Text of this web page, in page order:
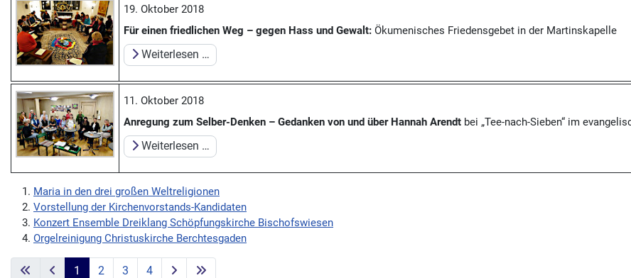
19. Oktober 2018
Für einen friedlichen Weg – gegen Hass und Gewalt: Ökumenisches Friedensgebet in der Martinskapelle
Weiterlesen …
11. Oktober 2018
Anregung zum Selber-Denken – Gedanken von und über Hannah Arendt bei „Tee-nach-Sieben“ im
Weiterlesen …
Maria in den drei großen Weltreligionen
Vorstellung der Kirchenvorstands-Kandidaten
Konzert Ensemble Dreiklang Schöpfungskirche Bischofswiesen
Orgelreinigung Christuskirche Berchtesgaden
1 2 3 4